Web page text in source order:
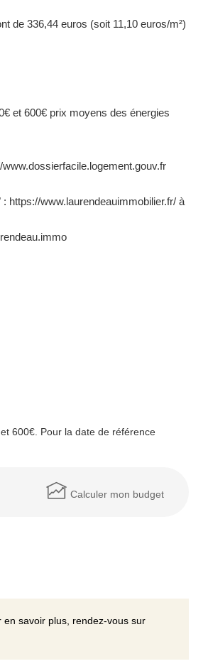
de 336,44 euros (soit 11,10 euros/m²)
et 600€ prix moyens des énergies
https://www.laurendeauimmobilier.fr/ à
600€. Pour la date de référence
Calculer mon budget
en savoir plus, rendez-vous sur